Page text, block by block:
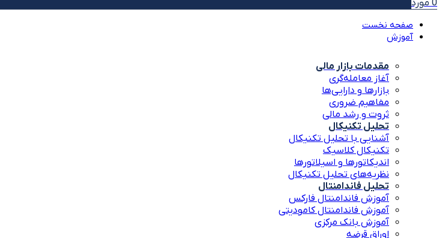
0 مورد
صفحه نخست
آموزش
مقدمات بازار مالی
آغاز معامله‌گری
بازارها و دارایی‌ها
مفاهیم ضروری
ثروت و رشد مالی
تحلیل تکنیکال
آشنایی با تحلیل تکنیکال
تکنیکال کلاسیک
اندیکاتورها و اسیلاتورها
نظریه‌های تحلیل تکنیکال
تحلیل فاندامنتال
آموزش فاندامنتال فارکس
آموزش فاندامنتال کامودیتی
آموزش بانک مرکزی
اوراق قرضه